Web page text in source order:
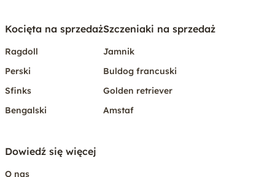
Kocięta na sprzedaż
Ragdoll
Perski
Sfinks
Bengalski
Szczeniaki na sprzedaż
Jamnik
Buldog francuski
Golden retriever
Amstaf
Dowiedź się więcej
O nas